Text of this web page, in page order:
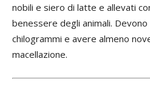
nobili e siero di latte e allevati
benessere degli animali.
chilogrammi e avere almeno
macellazione.